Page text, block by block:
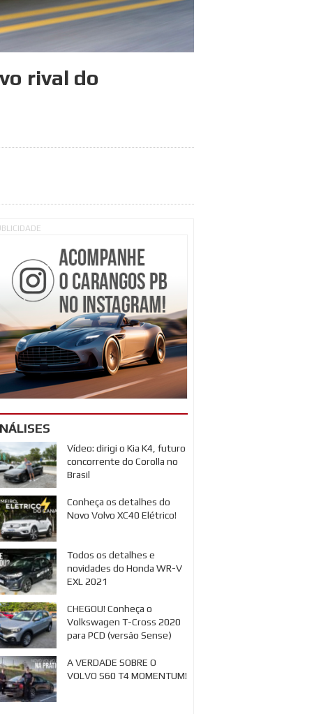
rival do
Vídeo: dirigi o Kia K4, futuro
concorrente do Corolla no
Brasil
Conheça os detalhes do
Novo Volvo XC40 Elétrico!
Todos os detalhes e
novidades do Honda WR-V
EXL 2021
CHEGOU! Conheça o
Volkswagen T-Cross 2020
para PCD (versão Sense)
A VERDADE SOBRE O
VOLVO S60 T4 MOMENTUM!